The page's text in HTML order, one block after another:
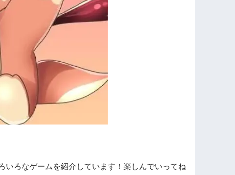
いろなゲームを紹介しています！楽しんでいってね